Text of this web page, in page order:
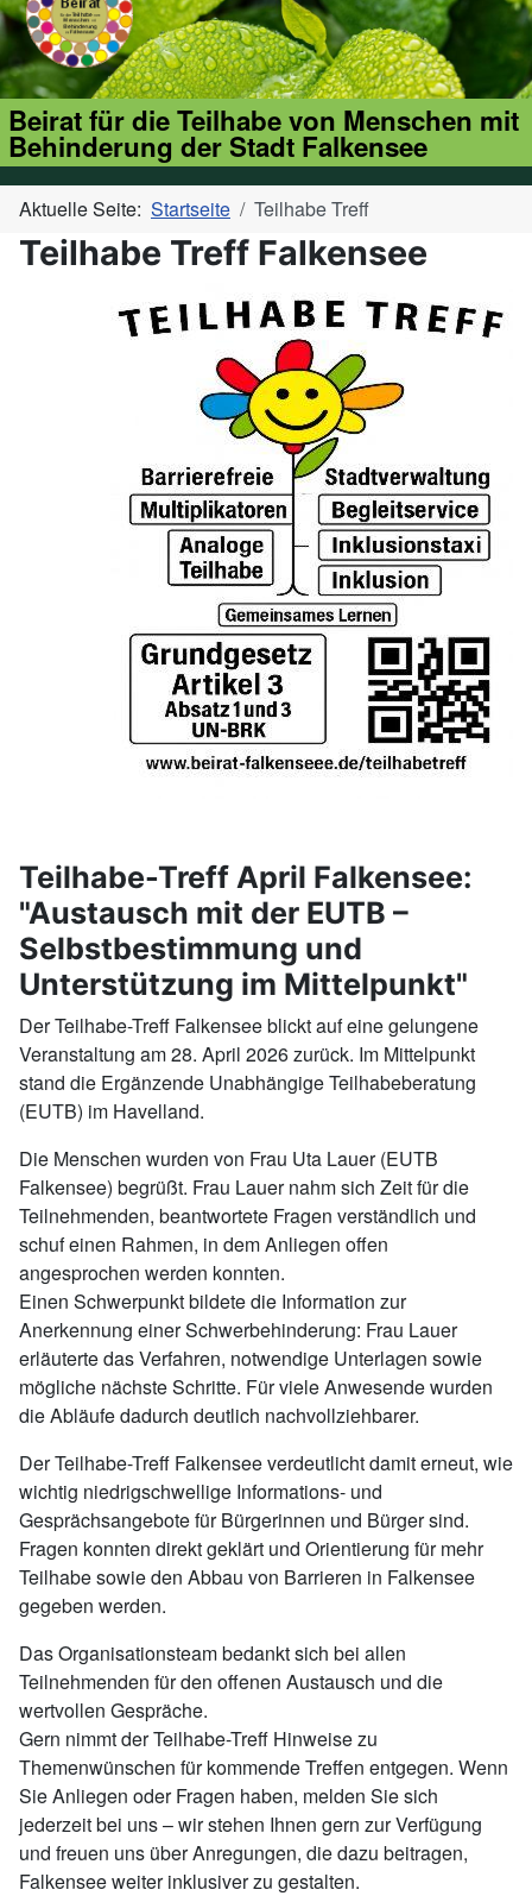
Beirat für die Teilhabe von Menschen mit
Behinderung der Stadt Falkensee
Aktuelle Seite: Startseite Teilhabe Treff
Teilhabe Treff Falkensee
Teilhabe-Treff April Falkensee:
"Austausch mit der EUTB –
Selbstbestimmung und
Unterstützung im Mittelpunkt"
Der Teilhabe-Treff Falkensee blickt auf eine gelungene
Veranstaltung am 28. April 2026 zurück. Im Mittelpunkt
stand die Ergänzende Unabhängige Teilhabeberatung
(EUTB) im Havelland.
Die Menschen wurden von Frau Uta Lauer (EUTB
Falkensee) begrüßt. Frau Lauer nahm sich Zeit für die
Teilnehmenden, beantwortete Fragen verständlich und
schuf einen Rahmen, in dem Anliegen offen
angesprochen werden konnten.
Einen Schwerpunkt bildete die Information zur
Anerkennung einer Schwerbehinderung: Frau Lauer
erläuterte das Verfahren, notwendige Unterlagen sowie
mögliche nächste Schritte. Für viele Anwesende wurden
die Abläufe dadurch deutlich nachvollziehbarer.
Der Teilhabe-Treff Falkensee verdeutlicht damit erneut, wie
wichtig niedrigschwellige Informations- und
Gesprächsangebote für Bürgerinnen und Bürger sind.
Fragen konnten direkt geklärt und Orientierung für mehr
Teilhabe sowie den Abbau von Barrieren in Falkensee
gegeben werden.
Das Organisationsteam bedankt sich bei allen
Teilnehmenden für den offenen Austausch und die
wertvollen Gespräche.
Gern nimmt der Teilhabe-Treff Hinweise zu
Themenwünschen für kommende Treffen entgegen. Wenn
Sie Anliegen oder Fragen haben, melden Sie sich
jederzeit bei uns – wir stehen Ihnen gern zur Verfügung
und freuen uns über Anregungen, die dazu beitragen,
Falkensee weiter inklusiver zu gestalten.